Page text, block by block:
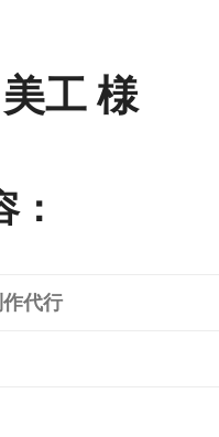
工 様
代行